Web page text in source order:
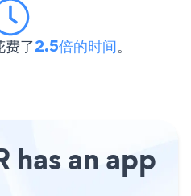
了2.5倍的时间。
has an app